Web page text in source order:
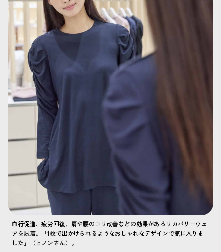
血行促進、疲労回復、肩や腰のコリ改善などの効果があるリカバリーウェ
アを試着。「1枚で出かけられるようなおしゃれなデザインで気に入りま
した」（ヒノンさん）。